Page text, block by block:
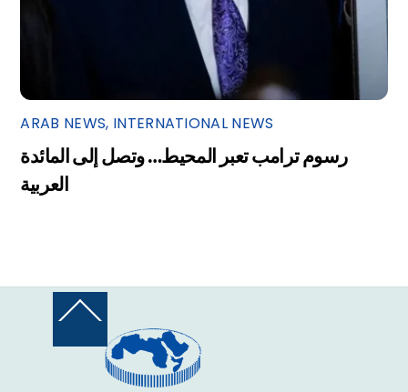
ARAB NEWS, INTERNATIONAL NEWS
رسوم ترامب تعبر المحيط… وتصل إلى المائدة
العربية
Back
Top